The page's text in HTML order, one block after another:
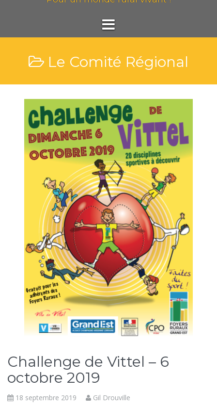
Le Comité Régional
Challenge de Vittel – 6
octobre 2019
18 septembre 2019 Gil Drouville